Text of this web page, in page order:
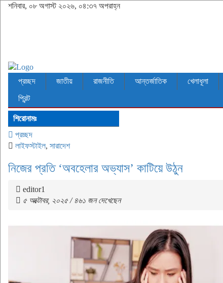
শনিবার, ০৮ অগাস্ট ২০২৬, ০৪:৩৭ অপরাহ্ন
প্রচ্ছদ জাতীয় রাজনীতি আন্তর্জাতিক খেলাধূলা
প্রিন্ট
শিরোনামঃ
প্রচ্ছদ
লাইফস্টাইল, সারাদেশ
নিজের প্রতি ‘অবহেলার অভ্যাস’ কাটিয়ে উঠুন
editor1
৫ অক্টোবর, ২০২৫ / ৪৬১ জন দেখেছেন